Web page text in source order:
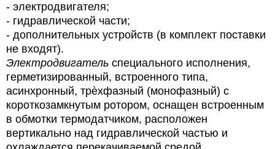
- электродвигателя;
- гидравлической части;
- дополнительных устройств (в комплект поставки
не входят).
Электродвигатель специального исполнения,
герметизированный, встроенного типа,
асинхронный, трѐхфазный (монофазный) с
короткозамкнутым ротором, оснащен встроенным
в обмотки термодатчиком, расположен
вертикально над гидравлической частью и